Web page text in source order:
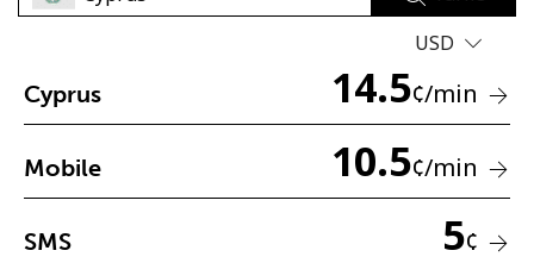
Aucun mot de passe créé
Un numéro
USD
Cyprus 14.5¢/min
Mobile 10.5¢/min
SMS 5¢